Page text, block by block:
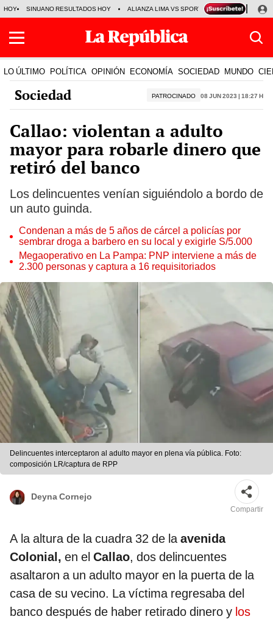
HOY SINUANO RESULTADOS HOY ALIANZA LIMA VS SPORT BOYS JORGE
LO ÚLTIMO POLÍTICA OPINIÓN ECONOMÍA SOCIEDAD MUNDO
Sociedad PATROCINADO 08 Jun 2023 | 18:27 h
Callao: violentan a adulto
mayor para robarle dinero que
retiró del banco
Los delincuentes venían siguiéndolo a bordo de
un auto guinda.
Condenan a más de 5 años de cárcel a policías por
sembrar droga a barbero en su local y exigirle S/5.000
Megaoperativo en La Pampa: PNP interviene a más de
2.300 personas y captura a 16 requisitoriados
Delincuentes interceptaron al adulto mayor en plena vía pública. Foto:
composición LR/captura de RPP
Deyna Cornejo
Compartir
A la altura de la cuadra 32 de laavenida
Colonial, en el Callao, dos delincuentes
asaltaron a un adulto mayor en la puerta de la
casa de su vecino. La víctima regresaba del
banco después de haber retirado dinero y los